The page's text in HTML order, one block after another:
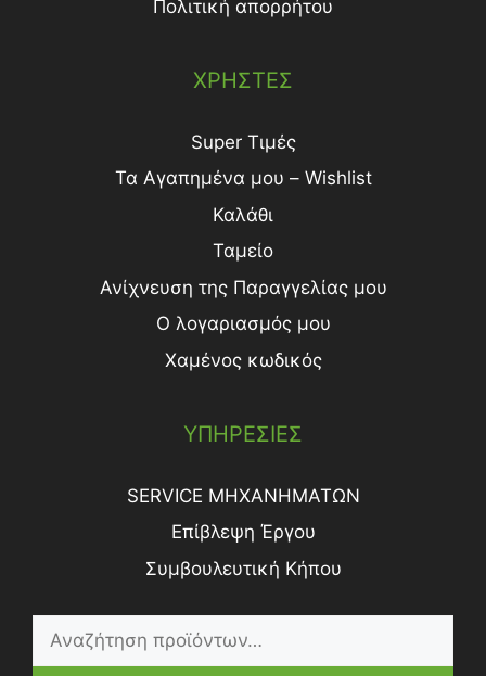
Πολιτική απορρήτου
ΧΡΗΣΤΕΣ
Super Τιμές
Τα Αγαπημένα μου – Wishlist
Καλάθι
Ταμείο
Ανίχνευση της Παραγγελίας μου
Ο λογαριασμός μου
Χαμένος κωδικός
ΥΠΗΡΕΣΙΕΣ
SERVICE ΜΗΧΑΝΗΜΑΤΩΝ
Επίβλεψη Έργου
Συμβουλευτική Κήπου